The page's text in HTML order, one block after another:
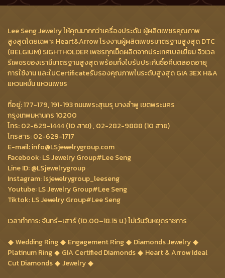
Lee Seng Jewelry ให้คุณมากกว่าเครื่องประดับ ผู้ผลิตเพชรคุณภาพ
สูงสุดโดยเฉพาะ Heart&Arrow โรงงานผู้ผลิตเพชรมาตรฐานสูงสุด DTC
(BELGIUM) SIGHTHOLDER เพชรทุกเม็ดผลิตจากประเทศเบลเยี่ยม จิวเวล
รีเพชรของเรามีมาตรฐานสูงสุด พร้อมทั้งใบรับประกันซื้อคืนตลอดอายุ
การใช้งาน และใบCertificateรับรองคุณภาพในระดับสูงสุด GIA 3EX H&A
แหวนหมั้น แหวนเพชร
ที่อยู่: 177-179, 191-193 ถนนพระสุเมรุ บางลำพู เขตพระนคร
กรุงเทพมหานคร 10200
โทร: 02-629-1444 (10 สาย) , 02-282-9888 (10 สาย)
โทรสาร: 02-629-1717
E-mail: info@LSjewelrygroup.com
Facebook: LS Jewelry Group#Lee Seng
Line ID: @LSjewelrygroup
Instagram: lsjewelrygroup_leeseng
Youtube: LS Jewelry Group#Lee Seng
Tiktok: LS Jewelry Group#Lee Seng
เวลาทำการ: จันทร์–เสาร์ (10.00–18.15 น.) ไม่เว้นวันหยุดราชการ
Wedding Ring
Engagement Ring
Diamonds Jewelry
Platinum Ring
GIA Certified Diamonds
Heart & Arrow Ideal
Cut Diamonds
Jewelry